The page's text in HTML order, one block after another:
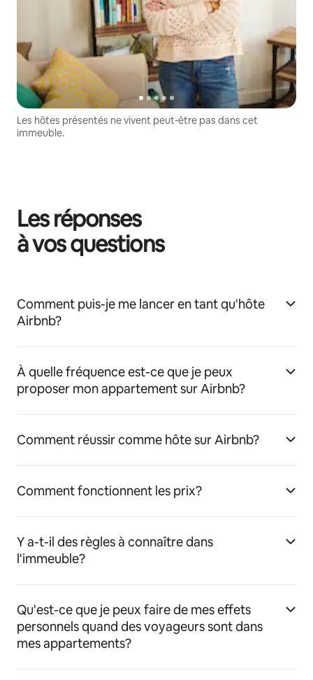
Les hôtes présentés ne vivent peut-être pas dans cet
immeuble.
Les réponses
à vos questions
Comment puis-je me lancer en tant qu'hôte
Airbnb?
À quelle fréquence est-ce que je peux
proposer mon appartement sur Airbnb?
Comment réussir comme hôte sur Airbnb?
Comment fonctionnent les prix?
Y a-t-il des règles à connaître dans
l'immeuble?
Qu'est-ce que je peux faire de mes effets
personnels quand des voyageurs sont dans
mes appartements?